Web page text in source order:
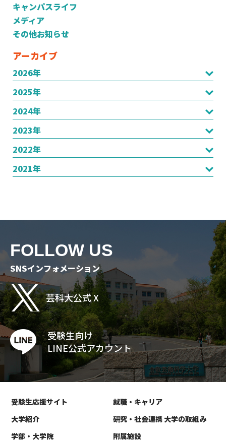
キャンパスライフ
メディア
その他お知らせ
アーカイブ
2026年
2025年
2024年
2023年
2022年
2021年
FOLLOW US
SNSインフォメーション
芸科大公式 X
受験生向け
LINE公式アカウント
受験生応援サイト
大学紹介
学部・大学院
就職・キャリア
研究・社会連携 大学の取組み
附属施設